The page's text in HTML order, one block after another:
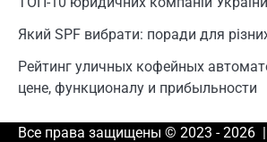
Який SPF вибрати: поради для
Рейтинг уличных кофейных
цене, функционалу и прибыльности
Все права защищены © 2023 - 2026